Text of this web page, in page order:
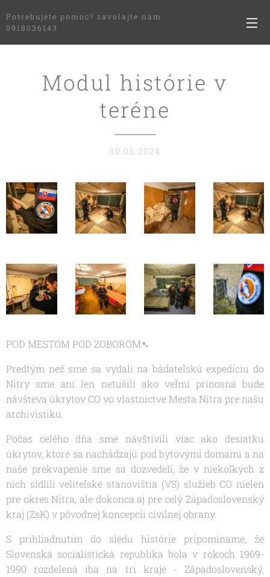
Potrebujete pomoc? zavolajte nám
0918036143
Modul histórie v
teréne
30.03.2024
POD MESTOM POD ZOBOROM➴
Predtým než sme sa vydali na bádateľskú expedíciu do
Nitry sme ani len netušili ako veľmi prínosná bude
návšteva úkrytov CO vo vlastníctve Mesta Nitra pre našu
archivistiku.
Počas celého dňa sme návštivili viac ako desiatku
úkrytov, ktoré sa nachádzajú pod bytovými domami a na
naše prekvapenie sme sa dozvedeli, že v niekoľkých z
nich sídlili veliteľské stanovištia (VS) služieb CO nielen
pre okres Nitra, ale dokonca aj pre celý Západoslovenský
kraj (ZsK) v pôvodnej koncepcii civilnej obrany.
S prihliadnutím do sledu histórie pripomíname, že
Slovenská socialistická republika bola v rokoch 1969-
1990 rozdelená iba na tri kraje - Západoslovenský,